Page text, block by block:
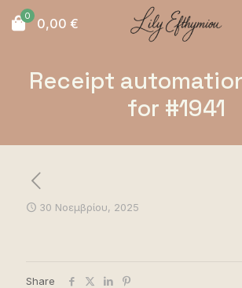
0 0,00 €
Receipt
for #1941
30 Νοεμβρίου, 2025
Share